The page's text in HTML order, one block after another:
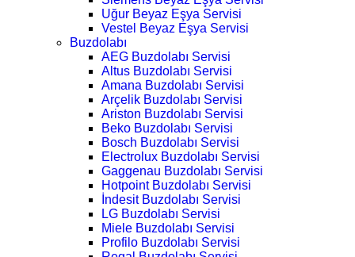
Uğur Beyaz Eşya Servisi
Vestel Beyaz Eşya Servisi
Buzdolabı
AEG Buzdolabı Servisi
Altus Buzdolabı Servisi
Amana Buzdolabı Servisi
Arçelik Buzdolabı Servisi
Ariston Buzdolabı Servisi
Beko Buzdolabı Servisi
Bosch Buzdolabı Servisi
Electrolux Buzdolabı Servisi
Gaggenau Buzdolabı Servisi
Hotpoint Buzdolabı Servisi
İndesit Buzdolabı Servisi
LG Buzdolabı Servisi
Miele Buzdolabı Servisi
Profilo Buzdolabı Servisi